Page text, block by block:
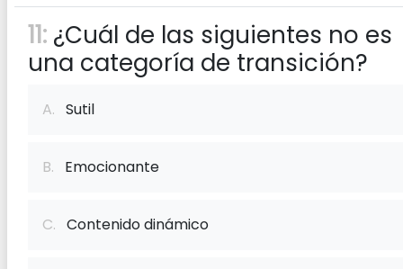
11: ¿Cuál de las siguientes no es
una categoría de transición?
A. Sutil
B. Emocionante
C. Contenido dinámico